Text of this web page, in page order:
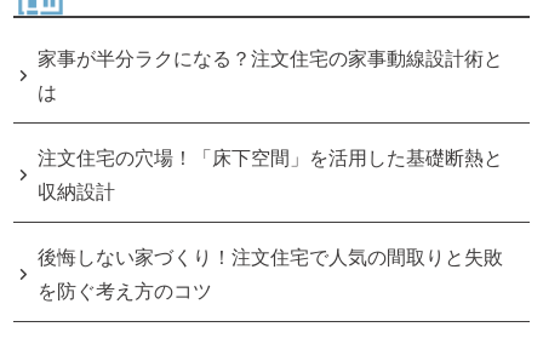
家事が半分ラクになる？注文住宅の家事動線設計術と
は
注文住宅の穴場！「床下空間」を活用した基礎断熱と
収納設計
後悔しない家づくり！注文住宅で人気の間取りと失敗
を防ぐ考え方のコツ